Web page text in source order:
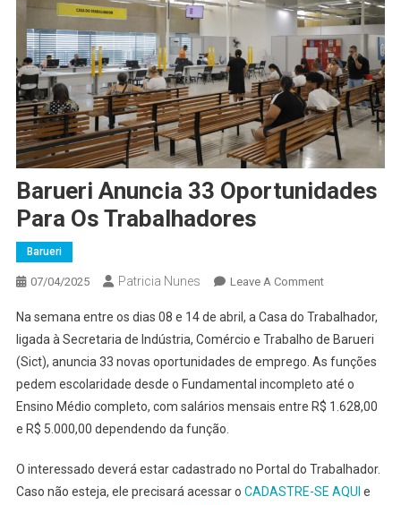
Barueri Anuncia 33 Oportunidades
Para Os Trabalhadores
Barueri
07/04/2025 Patricia Nunes Leave A CommentOn
Anuncia
33
Oportunidades
Para
Os
Na semana entre os dias 08 e 14 de abril, a Casa do Trabalhador,
ligada à Secretaria de Indústria, Comércio e Trabalho de Barueri
(Sict), anuncia 33 novas oportunidades de emprego. As funções
pedem escolaridade desde o Fundamental incompleto até o
Ensino Médio completo, com salários mensais entre R$ 1.628,00
e R$ 5.000,00 dependendo da função.
O interessado deverá estar cadastrado no Portal do Trabalhador.
Caso não esteja, ele precisará acessar o CADASTRE-SE AQUI e